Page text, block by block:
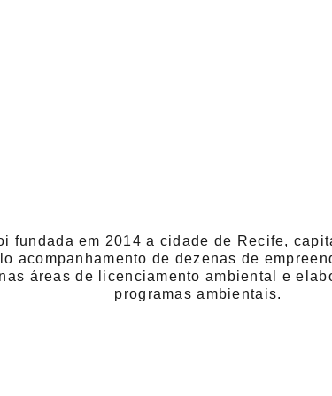
fundada em 2014 a cidade de Recife,
acompanhamento de dezenas de
áreas de licenciamento ambiental e
programas ambientais.